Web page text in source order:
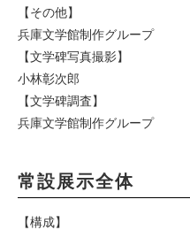
【その他】
兵庫文学館制作グループ
【文学碑写真撮影】
小林彰次郎
【文学碑調査】
兵庫文学館制作グループ
常設展示全体
【構成】